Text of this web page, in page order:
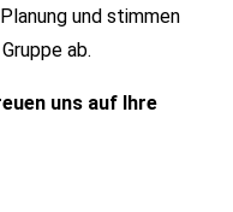
und stimmen
ab.
uns auf Ihre